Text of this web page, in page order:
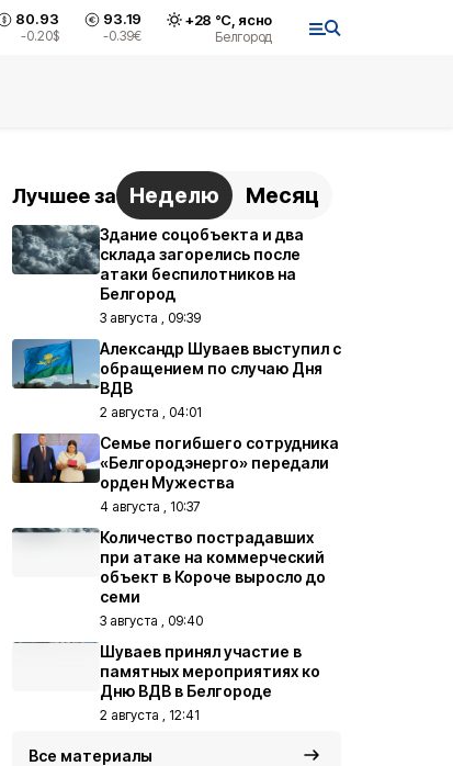
80.93
-0.20$
93.19
-0.39€
+28 °С, ясно
Белгород
Лучшее за Неделю Месяц
Здание соцобъекта и два
склада загорелись после
атаки беспилотников на
Белгород
3 августа , 09:39
Александр Шуваев выступил с
обращением по случаю Дня
ВДВ
2 августа , 04:01
Семье погибшего сотрудника
«Белгородэнерго» передали
орден Мужества
4 августа , 10:37
Количество пострадавших
при атаке на коммерческий
объект в Короче выросло до
семи
3 августа , 09:40
Шуваев принял участие в
памятных мероприятиях ко
Дню ВДВ в Белгороде
2 августа , 12:41
Все материалы